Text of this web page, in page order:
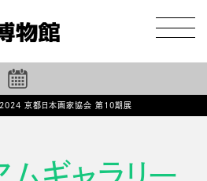
2024 京都日本画家協会 第10期展